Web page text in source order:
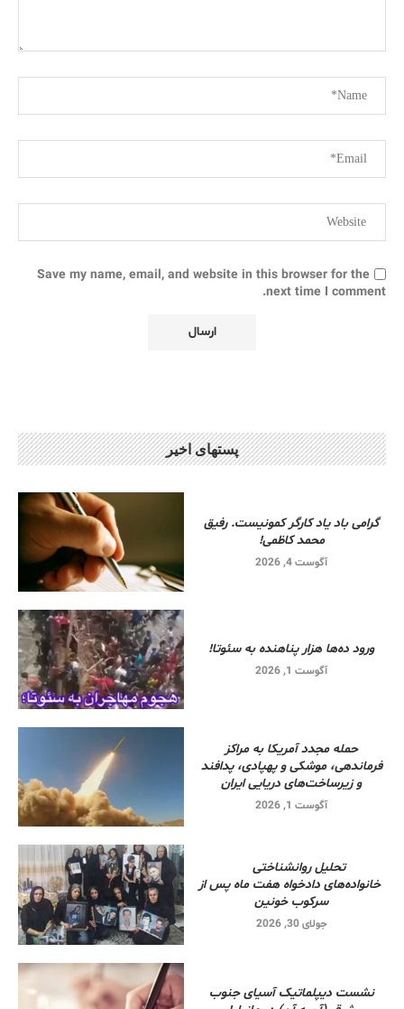
Save my name, email, and website in this browser for the
next time I comment.
پستهای اخیر
گرامی باد یاد کارگر کمونیست. رفیق
محمد کاظمی!
آگوست 4, 2026
ورود ده‌ها هزار پناهنده به سئوتا!
آگوست 1, 2026
حمله مجدد آمریکا به مراکز
فرماندهی، موشکی و پهپادی، پدافند
و زیرساخت‌های دریایی ایران
آگوست 1, 2026
تحلیل روانشناختی
خانواده‌های دادخواه هفت ماه پس از
سرکوب خونین
جولای 30, 2026
نشست دیپلماتیک آسیای جنوب